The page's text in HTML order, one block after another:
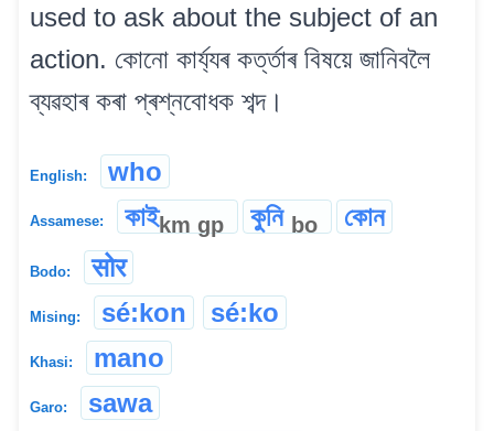
used to ask about the subject of an
action. কোনো কাৰ্য্যৰ কৰ্ত্তাৰ বিষয়ে জানিবলৈ
ব্যৱহাৰ কৰা প্ৰশ্নবোধক শব্দ।
English: who
Assamese: কাইkm gp কুনি bo কোন
Bodo: सोर
Mising: sé:kon sé:ko
Khasi: mano
Garo: sawa